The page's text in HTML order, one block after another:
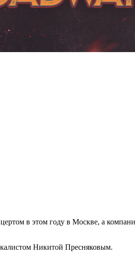
в этом году в Москве, а
Никитой Пресняковым.